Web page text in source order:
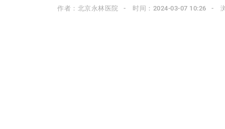
作者：北京永林医院 时间：2024-03-07 10:26